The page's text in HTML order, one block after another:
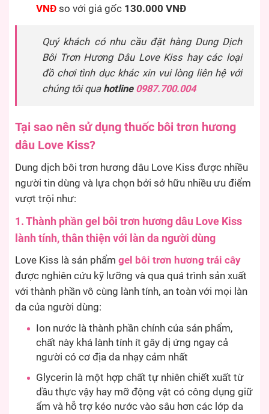
VNĐ so với giá gốc 130.000 VNĐ
Quý khách có nhu cầu đặt hàng Dung Dịch
Bôi Trơn Hương Dâu Love Kiss hay các loại
đồ chơi tình dục khác xin vui lòng liên hệ với
chúng tôi qua hotline 0987.700.004
Tại sao nên sử dụng thuốc bôi trơn hương
dâu Love Kiss?
Dung dịch bôi trơn hương dâu Love Kiss được nhiều
người tin dùng và lựa chọn bởi sở hữu nhiều ưu điểm
vượt trội như:
1. Thành phần gel bôi trơn hương dâu Love Kiss
lành tính, thân thiện với làn da người dùng
Love Kiss là sản phẩm gel bôi trơn hương trái cây
được nghiên cứu kỹ lưỡng và qua quá trình sản xuất
với thành phần vô cùng lành tính, an toàn với mọi làn
da của người dùng:
Ion nước là thành phần chính của sản phẩm,
chất này khá lành tính ít gây dị ứng ngay cả
người có cơ địa da nhạy cảm nhất
Glycerin là một hợp chất tự nhiên chiết xuất từ
dầu thực vậy hay mỡ động vật có công dụng giữ
ẩm và hỗ trợ kéo nước vào sâu hơn các lớp da